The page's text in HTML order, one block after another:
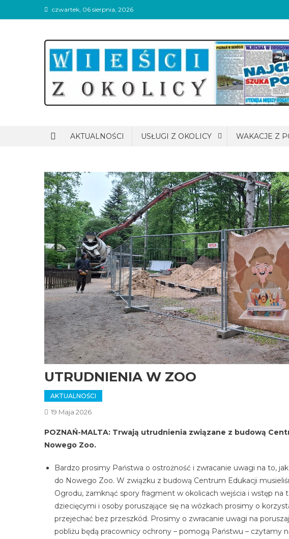
to
czwartek, 06 sierpnia, 2026
AKTUALNOŚCI USŁUGI Z OKOLICY WAKACJE Z
UTRUDNIENIA W ZOO
AKTUALNOŚCI
19 Maja 2026
POZNAŃ-MALTA: Trwają utrudnienia związane z budową
Nowego Zoo.
Bardzo prosimy Państwa o ostrożność i zwracanie uwagi na to,
do Nowego Zoo. W związku z budową Centrum Edukacji
Ogrodu, zamknąć spory fragment w okolicach wejścia i wstęp
dziecięcymi i osoby poruszające się na wózkach prosimy o
przejechać bez przeszkód. Prosimy o zwracanie uwagi na
pobliżu będą pracownicy ochrony – pomogą Państwu – czytamy